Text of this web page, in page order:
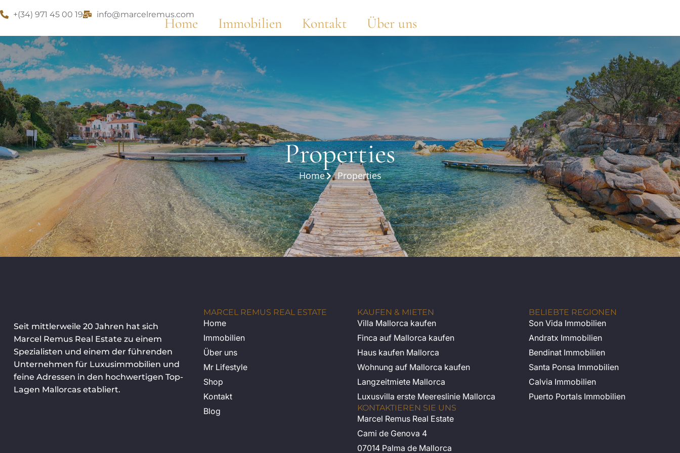
+(34) 971 45 00 19 info@marcelremus.com
Home Immobilien Kontakt Über uns
Properties
Home Properties
Seit mittlerweile 20 Jahren hat sich
Marcel Remus Real Estate zu einem
Spezialisten und einem der führenden
Unternehmen für Luxusimmobilien und
feine Adressen in den hochwertigen Top-
Lagen Mallorcas etabliert.
MARCEL REMUS REAL ESTATE
Home
Immobilien
Über uns
Mr Lifestyle
Shop
Kontakt
Blog
KAUFEN & MIETEN
Villa Mallorca kaufen
Finca auf Mallorca kaufen
Haus kaufen Mallorca
Wohnung auf Mallorca kaufen
Langzeitmiete Mallorca
Luxusvilla erste Meereslinie Mallorca
KONTAKTIEREN SIE UNS
Marcel Remus Real Estate
Cami de Genova 4
07014 Palma de Mallorca
BELIEBTE REGIONEN
Son Vida Immobilien
Andratx Immobilien
Bendinat Immobilien
Santa Ponsa Immobilien
Calvia Immobilien
Puerto Portals Immobilien